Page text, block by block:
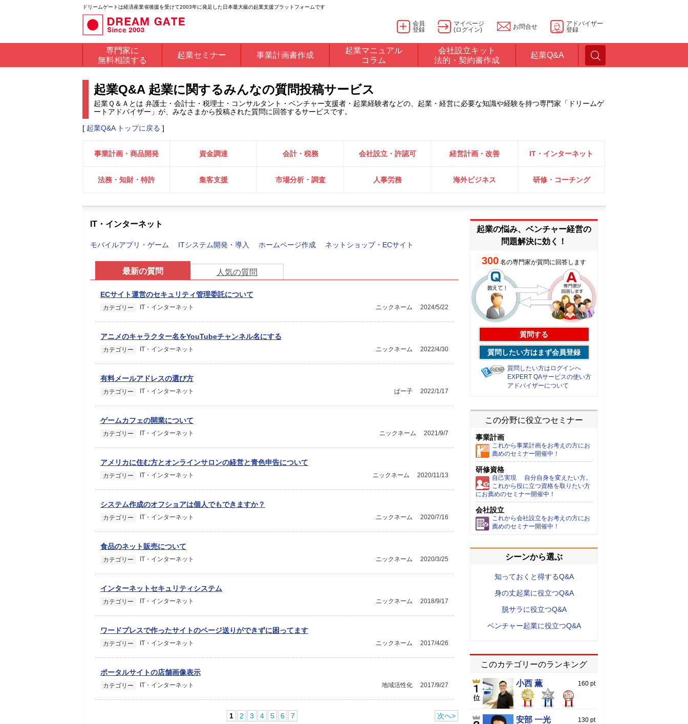
ドリームゲートは経済産業省後援を受けて2003年に発足した日本最大級の起業支援プラットフォームです
会員
登録
マイページ
(ログイン)
お問合せ
アドバイザー
登録
専門家に
無料相談する
起業セミナー 事業計画書作成
起業マニュアル
コラム
会社設立キット
法的・契約書作成
起業Q&A
起業Q&A 起業に関するみんなの質問投稿サービス
起業Ｑ＆Ａとは 弁護士・会計士・税理士・コンサルタント・ベンチャー支援者・起業経験者などの、起業・経営に必要な知識や経験を持つ専門家「ドリームゲ
ートアドバイザー」が、みなさまから投稿された質問に回答するサービスです。
[ 起業Q&A トップに戻る ]
事業計画・商品開発 資金調達 会計・税務 会社設立・許認可 経営計画・改善 IT・インターネット
法務・知財・特許 集客支援 市場分析・調査 人事労務 海外ビジネス 研修・コーチング
IT・インターネット
モバイルアプリ・ゲーム ITシステム開発・導入 ホームページ作成 ネットショップ・ECサイト
最新の質問 人気の質問
ECサイト運営のセキュリティ管理委託について
カテゴリー IT・インターネット 2024/5/22
ニックネーム
アニメのキャラクター名をYouTubeチャンネル名にする
カテゴリー IT・インターネット 2022/4/30
ニックネーム
有料メールアドレスの選び方
カテゴリー IT・インターネット 2022/1/17
ぱー子
ゲームカフェの開業について
カテゴリー IT・インターネット 2021/9/7
ニックネーム
アメリカに住む方とオンラインサロンの経営と青色申告について
カテゴリー IT・インターネット 2020/11/13
ニックネーム
システム作成のオフショアは個人でもできますか？
カテゴリー IT・インターネット 2020/7/16
ニックネーム
食品のネット販売について
カテゴリー IT・インターネット 2020/3/25
ニックネーム
インターネットセキュリティシステム
カテゴリー IT・インターネット 2018/9/17
ニックネーム
ワードプレスで作ったサイトのページ送りができずに困ってます
カテゴリー IT・インターネット 2017/4/26
ニックネーム
ポータルサイトの店舗画像表示
カテゴリー IT・インターネット 2017/9/27
地域活性化
1 2 3 4 5 6 7 次へ>
起業の悩み、ベンチャー経営の
問題解決に効く！
300 名の専門家が質問に回答します
質問する
質問したい方はまず会員登録
質問したい方はログインへ
EXPERT QAサービスの使い方
アドバイザーについて
この分野に役立つセミナー
事業計画
これから事業計画をお考えの方にお
薦めのセミナー開催中！
研修資格
自己実現 自分自身を変えたい方。
これから役に立つ資格を取りたい方
にお薦めのセミナー開催中！
会社設立
これから会社設立をお考えの方にお
薦めのセミナー開催中！
シーンから選ぶ
知っておくと得するQ&A
身の丈起業に役立つQ&A
脱サラに役立つQ&A
ベンチャー起業に役立つQ&A
このカテゴリーのランキング
小西 薫 160 pt
1 3 11
安部 一光 130 pt